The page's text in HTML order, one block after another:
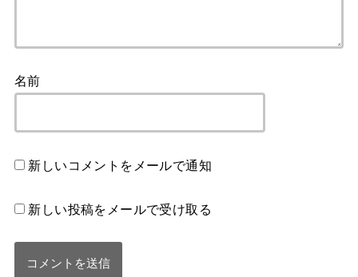
名前
新しいコメントをメールで通知
新しい投稿をメールで受け取る